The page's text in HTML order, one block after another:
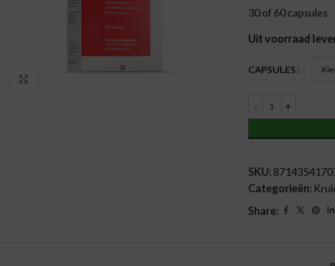
30 of 60 capsules
Uit voorraad
CAPSULES
Alternative:
SKU:
Categorieën:
Share: